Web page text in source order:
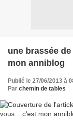
une brassée
mon anniblog
Publié le 27/06/2013 à
Par chemin de tables